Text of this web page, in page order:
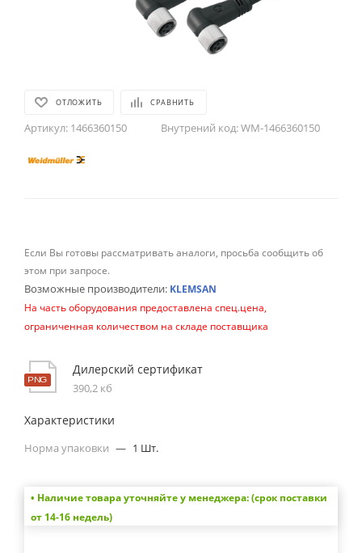
ОТЛОЖИТЬ СРАВНИТЬ
Артикул: 1466360150 Внутрений код:WM-1466360150
Если Вы готовы рассматривать аналоги, просьба сообщить об
этом при запросе.
Возможные производители: KLEMSAN
На часть оборудования предоставлена спец.цена,
ограниченная количеством на складе поставщика
Дилерский сертификат
390,2 кб
Характеристики
Норма упаковки — 1 Шт.
• Наличие товара уточняйте у менеджера: (срок поставки
от 14-16 недель)